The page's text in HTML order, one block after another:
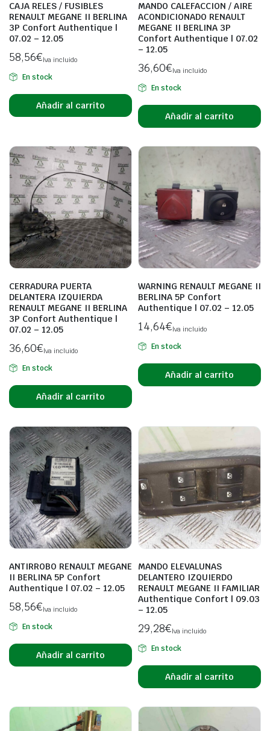
CAJA RELES / FUSIBLES
RENAULT MEGANE II BERLINA
3P Confort Authentique |
07.02 – 12.05
58,56€Iva incluido
En stock
Añadir al carrito
MANDO CALEFACCION / AIRE
ACONDICIONADO RENAULT
MEGANE II BERLINA 3P
Confort Authentique | 07.02
– 12.05
36,60€Iva incluido
En stock
Añadir al carrito
CERRADURA PUERTA
DELANTERA IZQUIERDA
RENAULT MEGANE II BERLINA
3P Confort Authentique |
07.02 – 12.05
36,60€Iva incluido
En stock
Añadir al carrito
WARNING RENAULT MEGANE II
BERLINA 5P Confort
Authentique | 07.02 – 12.05
14,64€Iva incluido
En stock
Añadir al carrito
ANTIRROBO RENAULT MEGANE
II BERLINA 5P Confort
Authentique | 07.02 – 12.05
58,56€Iva incluido
En stock
Añadir al carrito
MANDO ELEVALUNAS
DELANTERO IZQUIERDO
RENAULT MEGANE II FAMILIAR
Authentique Confort | 09.03
– 12.05
29,28€Iva incluido
En stock
Añadir al carrito